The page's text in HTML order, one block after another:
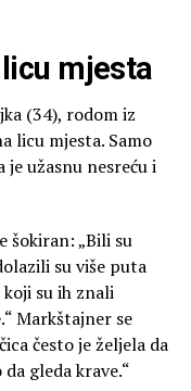
mjesta
(34), rodom iz
licu mjesta. Samo
užasnu nesreću i
šokiran: „Bili su
su više puta
su ih znali
Markštajner se
često je željela da
gleda krave.“